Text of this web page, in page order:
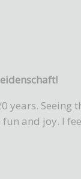
years. Seeing
and joy. I